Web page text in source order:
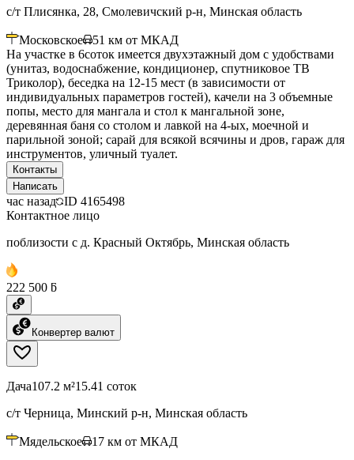
с/т Плисянка, 28, Смолевичский р-н, Минская область
Московское 51 км от МКАД
На участке в 6соток имеется двухэтажный дом с удобствами
(унитаз, водоснабжение, кондиционер, спутниковое ТВ
Триколор), беседка на 12-15 мест (в зависимости от
индивидуальных параметров гостей), качели на 3 объемные
попы, место для мангала и стол к мангальной зоне,
деревянная баня со столом и лавкой на 4-ых, моечной и
парильной зоной; сарай для всякой всячины и дров, гараж для
инструментов, уличный туалет.
Контакты
Написать
час назад ID 4165498
Контактное лицо
поблизости с д. Красный Октябрь, Минская область
222 500 ƃ
Конвертер валют
Дача107.2 м²15.41 соток
с/т Черница, Минский р-н, Минская область
Мядельское 17 км от МКАД